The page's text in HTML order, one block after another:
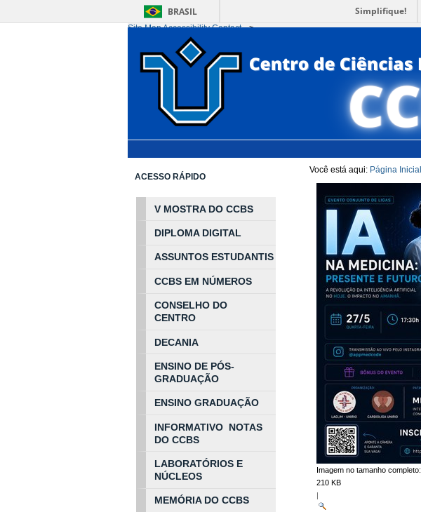
BRASIL Simplifique!
Ir para o conteúdo
Site MapAccessibility Contact-->
Você está aqui: Página Inicial
Imagem no tamanho completo:
210 KB
|
ACESSO RÁPIDO
V MOSTRA DO CCBS
DIPLOMA DIGITAL
ASSUNTOS ESTUDANTIS
CCBS EM NÚMEROS
CONSELHO DO
CENTRO
DECANIA
ENSINO DE PÓS-
GRADUAÇÃO
ENSINO GRADUAÇÃO
INFORMATIVO NOTAS
DO CCBS
LABORATÓRIOS E
NÚCLEOS
MEMÓRIA DO CCBS